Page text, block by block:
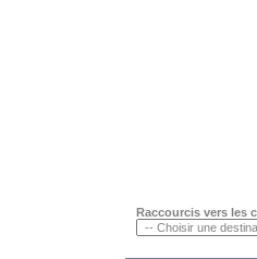
Raccourcis vers les